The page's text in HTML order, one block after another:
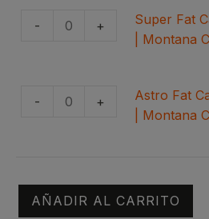
cantidad
Montana
-
Super
MTN
+
Super Fat
| Montana
-
Astro
|
Montana
+
Astro Fat
| Montana
AÑADIR AL CARRITO